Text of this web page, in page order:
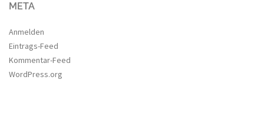
META
Anmelden
Eintrags-Feed
Kommentar-Feed
WordPress.org